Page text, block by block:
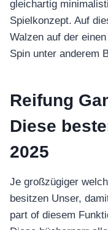
gleichartig
Spielkonzept. Auf
Walzen auf der
Spin unter anderem
Reifung
Diese
2025
Je großzügiger
besitzen Unser,
part of diesem